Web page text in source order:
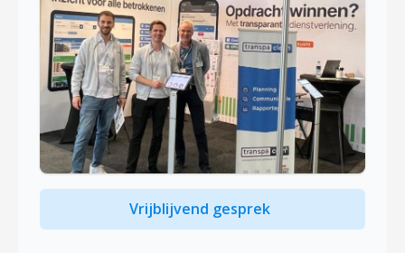
Vrijblijvend gesprek